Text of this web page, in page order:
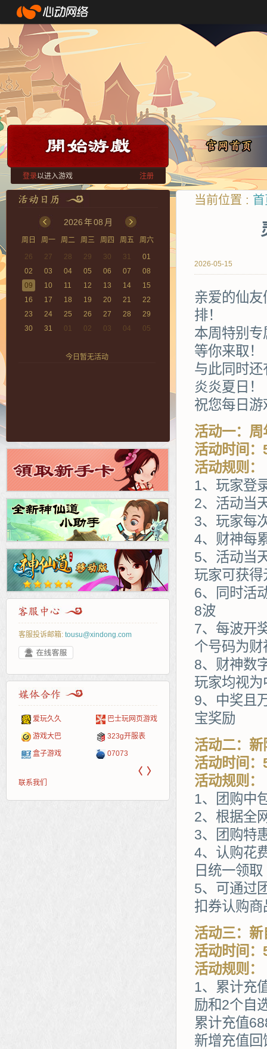
登录以进入游戏 注册
2026年08 月
周日 周一 周二 周三 周四 周五
周六
26
27 28 29 30 31
01
02
03 04 05 06 07
08
09
10 11 12 13 14
15
16
17 18 19 20 21
22
23
24 25 26 27 28
29
30
31 01 02 03 04 05
今日暂无活动
客服投诉邮箱: tousu@xindong.com
爱玩久久 巴士玩网页游戏
游戏大巴 323g开服表
盒子游戏 07073
腾讯游戏 新浪
新浪页游 网易
pcgame 中华网
Cwan
游侠网页游戏 40407
5617网游网 一游网
斗蟹网页游戏 游戏
4q5q游戏
〈 〉
联系我们
当前位置 :
2026-05-15
亲爱的仙
排！
本周特别
等你来取！
与此同时
炎炎夏日！
祝您每日
活动一：
活动时间
活动规则：
1、玩家登
2、活动当
3、玩家每
4、财神每
5、活动当
玩家可获得
6、同时活
8波
7、每波开
个号码为财
8、财神数
玩家均视为
9、中奖且
宝奖励
活动二：新
活动时间
活动规则：
1、团购中
2、根据全
3、团购特
4、认购花
日统一领取
5、可通过
扣券认购
活动三：
活动时间
活动规则：
1、累计充
励和2个自
累计充值
新增充值